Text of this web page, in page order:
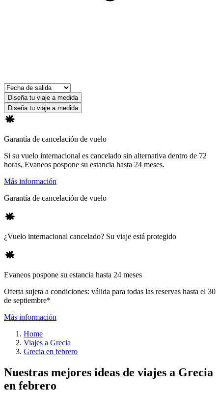
Diseña tu viaje a medida
Diseña tu viaje a medida
Garantía de cancelación de vuelo
Si su vuelo internacional es cancelado sin alternativa dentro de 72
horas, Evaneos pospone su estancia hasta 24 meses.
Más información
Garantía de cancelación de vuelo
¿Vuelo internacional cancelado? Su viaje está protegido
Evaneos pospone su estancia hasta 24 meses
Oferta sujeta a condiciones: válida para todas las reservas hasta el 30
de septiembre*
Más información
Home
Viajes a Grecia
Grecia en febrero
Nuestras mejores ideas de viajes a Grecia
en febrero